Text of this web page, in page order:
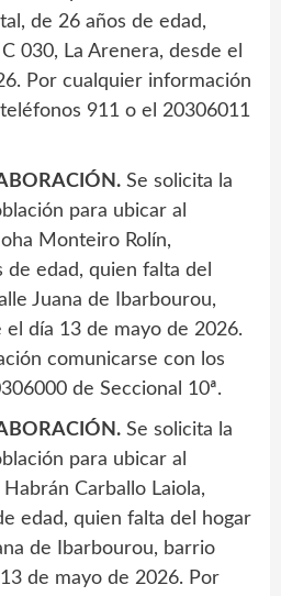
de 26 años de edad,
030, La Arenera, desde el
Por cualquier información
911 o el 20306011
Se solicita la
para ubicar al
Monteiro Rolín,
de edad, quien falta del
Juana de Ibarbourou,
el día 13 de mayo de 2026.
comunicarse con los
de Seccional 10ª.
Se solicita la
para ubicar al
Carballo Laiola,
edad, quien falta del hogar
de Ibarbourou, barrio
de mayo de 2026. Por